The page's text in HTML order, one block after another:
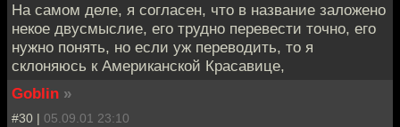
На самом деле, я согласен, что в название заложено
некое двусмыслие, его трудно перевести точно, его
нужно понять, но если уж переводить, то я
склоняюсь к Американской Красавице,
Goblin »
#30 | 05.09.01 23:10